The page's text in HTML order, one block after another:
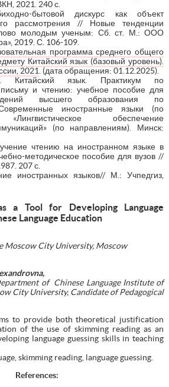
2021. 240 с.
бытовой дискурс как объект
рассмотрения // Новые тенденции
слово молодым ученым: Сб. ст. М.: ООО
2019. С. 106-109.
программа среднего общего
Китайский язык (базовый уровень).
2021 . (дата обращения: 01.12.2025).
Китайский язык. Практикум по
и чтению: учебное пособие для
высшего образования по
иностранные языки (по
обеспечение
(по направлениям). Минск:
чтению на иностранном языке в
методическое пособие для вузов //
207 с.
иностранных языков// М.: Учпедгиз,
a Tool for Developing Language
Language Education
Moscow City University, Moscow
of Chinese Language Institute of
City University, Candidate of Pedagogical
to provide both theoretical justification
of the use of skimming reading as an
language guessing skills in teaching
skimming reading, language guessing.
References: